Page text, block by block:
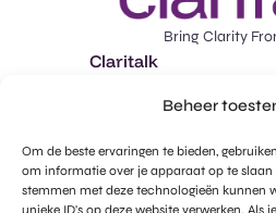
Beheer
Om de beste ervaringen te bieden,
om informatie over je apparaat op te
stemmen met deze technologieën kunnen
unieke ID's op deze website verwerken. Als
Bring Clarity
Claritalk
Plan een demo in
llms-full.txt